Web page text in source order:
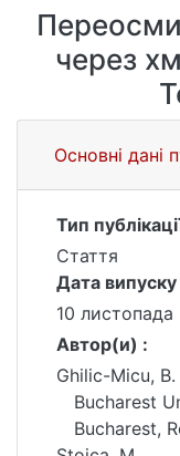
через
Основні дані
Тип
Стаття
Дата випуску
10 листопада
Автор(и) :
Ghilic-Micu, B.
Bucharest
Bucharest,